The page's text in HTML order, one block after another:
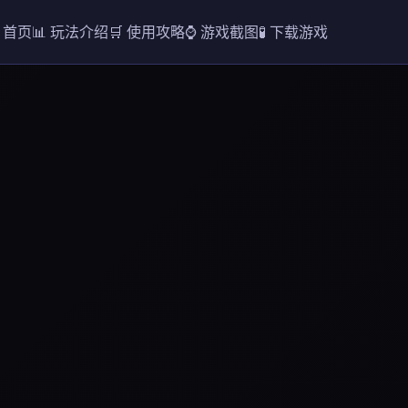
页📊 玩法介绍🛒 使用攻略⌚ 游戏截图🧪 下载游戏